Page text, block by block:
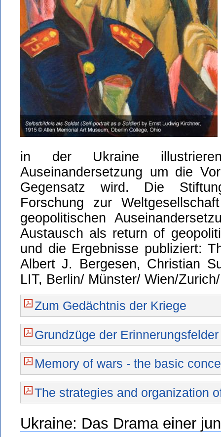
in der Ukraine
Auseinandersetzung um die
Gegensatz wird. Die
Forschung zur
geopolitischen
Austausch als return of
und die Ergebnisse publiziert:
Albert J. Bergesen, Christian
LIT, Berlin/ Münster/ Wien/
Zum Gedächtnis der Kriege
Grundzüge der Erinnerungsfelder
Memory of wars - the basic
The strategies and organization
Ukraine: Das Drama einer